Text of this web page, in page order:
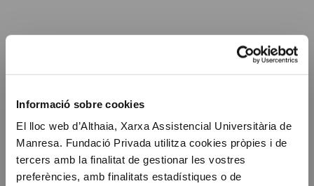
Informació sobre cookies
El lloc web d’Althaia, Xarxa Assistencial Universitària de
Manresa. Fundació Privada utilitza cookies pròpies i de
tercers amb la finalitat de gestionar les vostres
preferències, amb finalitats estadístiques o de